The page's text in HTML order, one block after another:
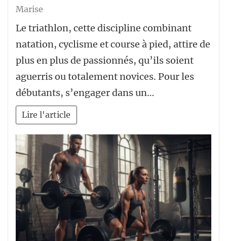
Marise
Le triathlon, cette discipline combinant
natation, cyclisme et course à pied, attire de
plus en plus de passionnés, qu’ils soient
aguerris ou totalement novices. Pour les
débutants, s’engager dans un…
Lire l'article